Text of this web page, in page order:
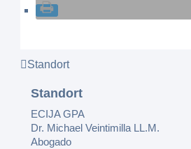
Standort
Standort
ECIJA GPA
Dr. Michael Veintimilla LL.M.
Abogado